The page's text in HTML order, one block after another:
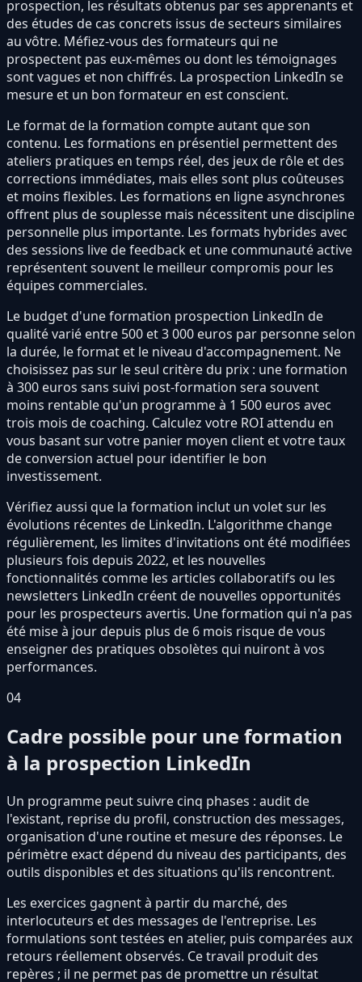
prospection, les résultats obtenus par ses apprenants et
des études de cas concrets issus de secteurs similaires
au vôtre. Méfiez-vous des formateurs qui ne
prospectent pas eux-mêmes ou dont les témoignages
sont vagues et non chiffrés. La prospection LinkedIn se
mesure et un bon formateur en est conscient.
Le format de la formation compte autant que son
contenu. Les formations en présentiel permettent des
ateliers pratiques en temps réel, des jeux de rôle et des
corrections immédiates, mais elles sont plus coûteuses
et moins flexibles. Les formations en ligne asynchrones
offrent plus de souplesse mais nécessitent une discipline
personnelle plus importante. Les formats hybrides avec
des sessions live de feedback et une communauté active
représentent souvent le meilleur compromis pour les
équipes commerciales.
Le budget d'une formation prospection LinkedIn de
qualité varié entre 500 et 3 000 euros par personne selon
la durée, le format et le niveau d'accompagnement. Ne
choisissez pas sur le seul critère du prix : une formation
à 300 euros sans suivi post-formation sera souvent
moins rentable qu'un programme à 1 500 euros avec
trois mois de coaching. Calculez votre ROI attendu en
vous basant sur votre panier moyen client et votre taux
de conversion actuel pour identifier le bon
investissement.
Vérifiez aussi que la formation inclut un volet sur les
évolutions récentes de LinkedIn. L'algorithme change
régulièrement, les limites d'invitations ont été modifiées
plusieurs fois depuis 2022, et les nouvelles
fonctionnalités comme les articles collaboratifs ou les
newsletters LinkedIn créent de nouvelles opportunités
pour les prospecteurs avertis. Une formation qui n'a pas
été mise à jour depuis plus de 6 mois risque de vous
enseigner des pratiques obsolètes qui nuiront à vos
performances.
04
Cadre possible pour une formation
à la prospection LinkedIn
Un programme peut suivre cinq phases : audit de
l'existant, reprise du profil, construction des messages,
organisation d'une routine et mesure des réponses. Le
périmètre exact dépend du niveau des participants, des
outils disponibles et des situations qu'ils rencontrent.
Les exercices gagnent à partir du marché, des
interlocuteurs et des messages de l'entreprise. Les
formulations sont testées en atelier, puis comparées aux
retours réellement observés. Ce travail produit des
repères ; il ne permet pas de promettre un résultat